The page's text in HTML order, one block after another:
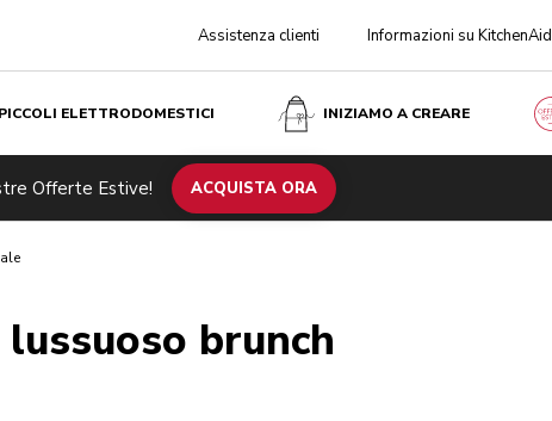
Assistenza clienti Informazioni su KitchenAid
PICCOLI ELETTRODOMESTICI INIZIAMO A CREARE
Offerte Estive! ACQUISTA ORA
brunch